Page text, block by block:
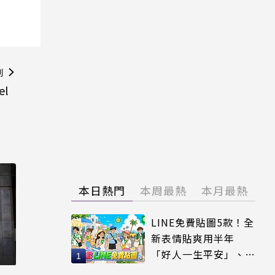
本日熱門 本周最熱 本月最熱
LINE免費貼圖5款！全
新表情貼爽用半年
「好人一生平安」、